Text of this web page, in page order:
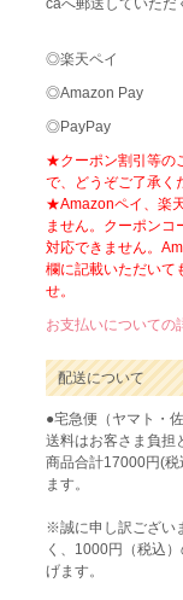
◎楽天ペイ
◎Amazon Pay
◎PayPay
★クーポン割引等の
で、どうぞご了承く
★Amazonペイ、楽
ません。クーポンコ
対応できません。
欄に記載いただいて
せ。
お支払いについての
配送について
●宅急便（ヤマト・佐
送料はお客さま負担
商品合計17000円(税
ます。
※誠に申し訳ござい
く、1000円（税込
げます。